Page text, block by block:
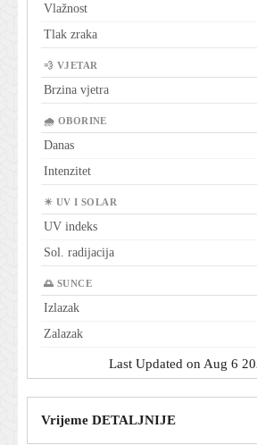
Vlažnost
Tlak zraka
💨 VJETAR
Brzina vjetra
🌧 OBORINE
Danas
Intenzitet
☀ UV I SOLAR
UV indeks
Sol. radijacija
🌅 SUNCE
Izlazak
Zalazak
Last Updated on Aug 6
Vrijeme DETALJNIJE